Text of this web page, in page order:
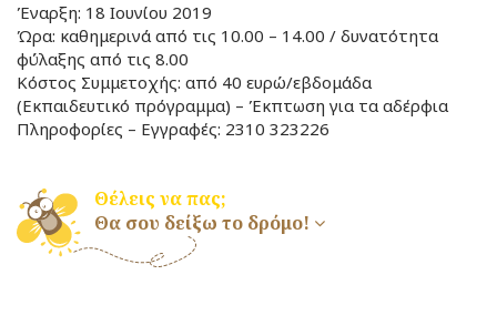
Έναρξη: 18 Ιουνίου 2019
Ώρα: καθημερινά από τις 10.00 – 14.00 / δυνατότητα
φύλαξης από τις 8.00
Κόστος Συμμετοχής: από 40 ευρώ/εβδομάδα
(Εκπαιδευτικό πρόγραμμα) – Έκπτωση για τα αδέρφια
Πληροφορίες – Εγγραφές: 2310 323226
Θέλεις να πας;
Θα σου δείξω το δρόμο!